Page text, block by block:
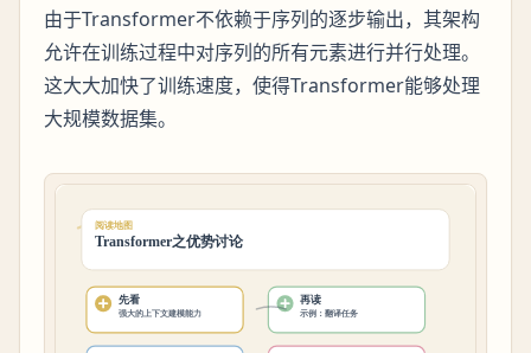
由于Transformer不依赖于序列的逐步输出，其架构
允许在训练过程中对序列的所有元素进行并行处理。
这大大加快了训练速度，使得Transformer能够处理
大规模数据集。